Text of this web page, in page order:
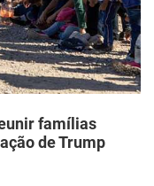
famílias
de Trump